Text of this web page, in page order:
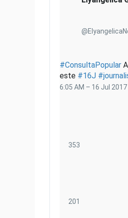
#ConsultaPopular
este #16J #
6:05 AM – 16 Jul 2017
353
201